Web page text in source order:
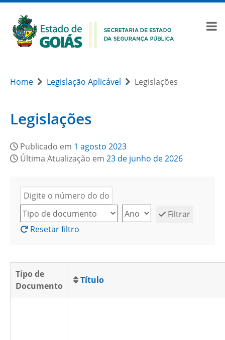
Home Legislação Aplicável Legislações
Legislações
Publicado em 1 agosto 2023
Última Atualização em 23 de junho de 2026
Filtrar
Resetar filtro
Tipo de
Documento
Título